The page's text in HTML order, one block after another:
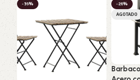
-39%
-28%
AGOTADO